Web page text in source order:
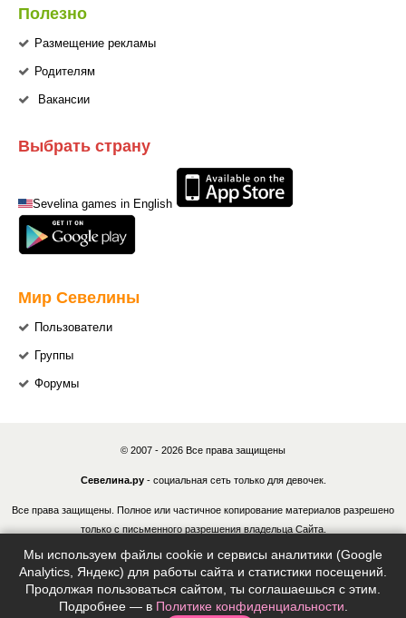
Полезно
Размещение рекламы
Родителям
Вакансии
Выбрать страну
Sevelina games in English
Мир Севелины
Пользователи
Группы
Форумы
© 2007 - 2026 Все права защищены
Севелина.ру- социальная сеть только для девочек.
Все права защищены. Полное или частичное копирование материалов разрешено
только с письменного разрешения владельца Сайта.
В случае обнаружения нарушений, виновные лица могут быть привлечены к
ответственности в соответствии с действующим законодательством Российской
Федерации.
Мы используем файлы cookie и сервисы аналитики (Google
Analytics, Яндекс) для работы сайта и статистики посещений.
Продолжая пользоваться сайтом, ты соглашаешься с этим.
Подробнее — в Политике конфиденциальности